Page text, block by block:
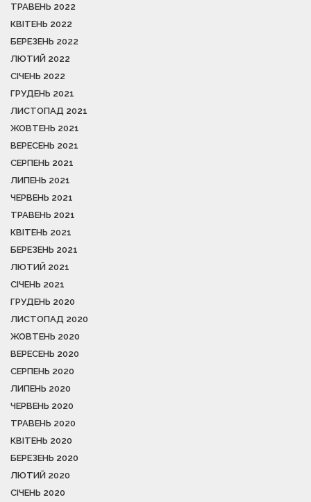
ТРАВЕНЬ 2022
КВІТЕНЬ 2022
БЕРЕЗЕНЬ 2022
ЛЮТИЙ 2022
СІЧЕНЬ 2022
ГРУДЕНЬ 2021
ЛИСТОПАД 2021
ЖОВТЕНЬ 2021
ВЕРЕСЕНЬ 2021
СЕРПЕНЬ 2021
ЛИПЕНЬ 2021
ЧЕРВЕНЬ 2021
ТРАВЕНЬ 2021
КВІТЕНЬ 2021
БЕРЕЗЕНЬ 2021
ЛЮТИЙ 2021
СІЧЕНЬ 2021
ГРУДЕНЬ 2020
ЛИСТОПАД 2020
ЖОВТЕНЬ 2020
ВЕРЕСЕНЬ 2020
СЕРПЕНЬ 2020
ЛИПЕНЬ 2020
ЧЕРВЕНЬ 2020
ТРАВЕНЬ 2020
КВІТЕНЬ 2020
БЕРЕЗЕНЬ 2020
ЛЮТИЙ 2020
СІЧЕНЬ 2020